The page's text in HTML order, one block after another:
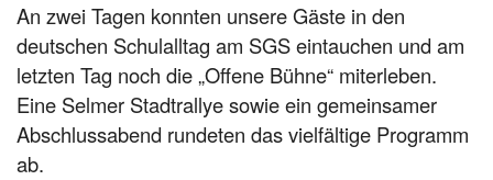
An zwei Tagen konnten unsere Gäste in den
deutschen Schulalltag am SGS eintauchen und am
letzten Tag noch die „Offene Bühne“ miterleben.
Eine Selmer Stadtrallye sowie ein gemeinsamer
Abschlussabend rundeten das vielfältige Programm
ab.